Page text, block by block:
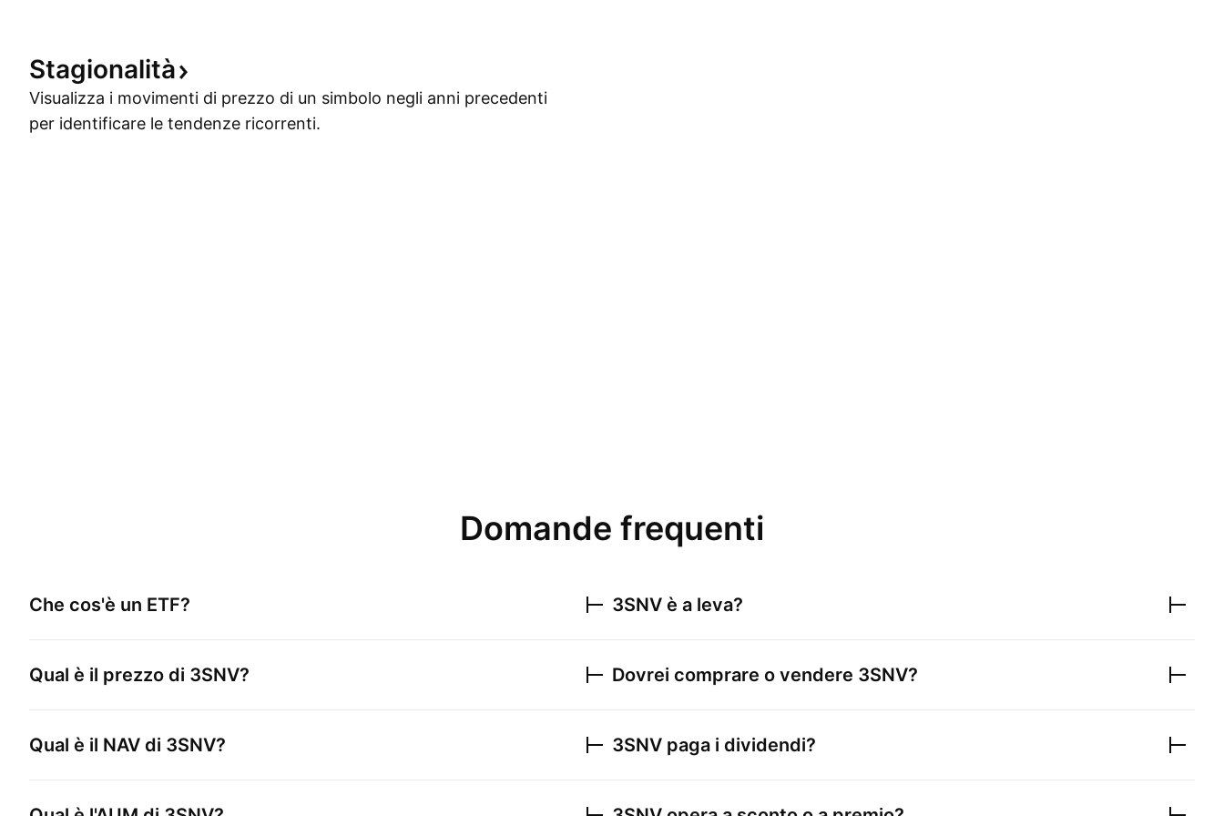
Stagionalità
Visualizza i movimenti di prezzo di un simbolo negli anni precedenti
per identificare le tendenze ricorrenti.
Domande frequenti
Che cos'è un ETF?
Qual è il prezzo di 3SNV?
Qual è il NAV di 3SNV?
3SNV è a leva?
Dovrei comprare o vendere 3SNV?
3SNV paga i dividendi?